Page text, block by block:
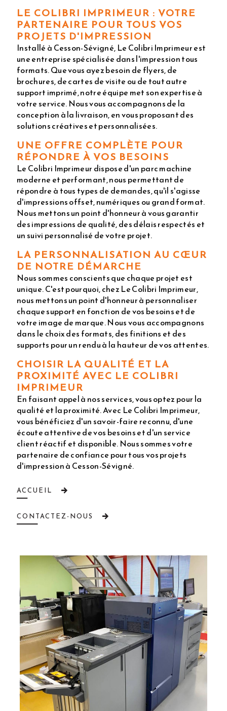
LE COLIBRI IMPRIMEUR : VOTRE
PARTENAIRE POUR TOUS VOS
PROJETS D'IMPRESSION
Installé à Cesson-Sévigné, Le Colibri Imprimeur est
une entreprise spécialisée dans l'impression tous
formats. Que vous ayez besoin de flyers, de
brochures, de cartes de visite ou de tout autre
support imprimé, notre équipe met son expertise à
votre service. Nous vous accompagnons de la
conception à la livraison, en vous proposant des
solutions créatives et personnalisées.
UNE OFFRE COMPLÈTE POUR
RÉPONDRE À VOS BESOINS
Le Colibri Imprimeur dispose d'un parc machine
moderne et performant, nous permettant de
répondre à tous types de demandes, qu'il s'agisse
d'impressions offset, numériques ou grand format.
Nous mettons un point d'honneur à vous garantir
des impressions de qualité, des délais respectés et
un suivi personnalisé de votre projet.
LA PERSONNALISATION AU CŒUR
DE NOTRE DÉMARCHE
Nous sommes conscients que chaque projet est
unique. C'est pourquoi, chez Le Colibri Imprimeur,
nous mettons un point d'honneur à personnaliser
chaque support en fonction de vos besoins et de
votre image de marque. Nous vous accompagnons
dans le choix des formats, des finitions et des
supports pour un rendu à la hauteur de vos attentes.
CHOISIR LA QUALITÉ ET LA
PROXIMITÉ AVEC LE COLIBRI
IMPRIMEUR
En faisant appel à nos services, vous optez pour la
qualité et la proximité. Avec Le Colibri Imprimeur,
vous bénéficiez d'un savoir-faire reconnu, d'une
écoute attentive de vos besoins et d'un service
client réactif et disponible. Nous sommes votre
partenaire de confiance pour tous vos projets
d'impression à Cesson-Sévigné.
ACCUEIL
CONTACTEZ-NOUS